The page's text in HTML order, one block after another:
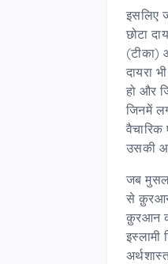
इसलिए
छोटा
(टीका)
दायरा
हो और
जिनमें
उसकी
जब
से क़ुरआन
क़ुरआन